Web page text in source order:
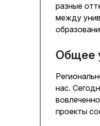
разные
между
Общее
нас.
проекты